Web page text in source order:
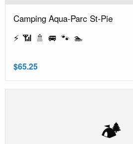
Camping Aqua-Parc St-Pie
⚡ 📶 🚿 🚐 🐾 🏊
$65.25
🏕️